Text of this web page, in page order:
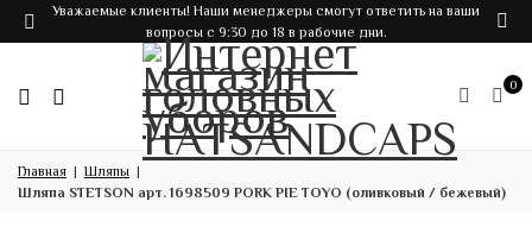
Уважаемые клиенты! Наши менеджеры смогут ответить на ваши
вопросы с 9:30 до 18 в рабочие дни.
0
Главная
Шляпы
Шляпа STETSON арт. 1698509 PORK PIE TOYO (оливковый / бежевый)